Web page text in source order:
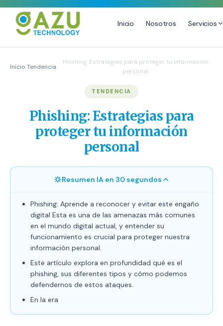
Inicio Nosotros Servicios
Publicidad Digital
Growth Youtube ↗
Inicio›Tendencia›
Phishing: Estrategias para proteger tu información
personal
TENDENCIA
Phishing: Estrategias para
proteger tu información
personal
Resumen IA en 30 segundos
Phishing: Aprende a reconocer y evitar este engaño
digital Esta es una de las amenazas más comunes
en el mundo digital actual, y entender su
funcionamiento es crucial para proteger nuestra
información personal.
Este artículo explora en profundidad qué es el
phishing, sus diferentes tipos y cómo podemos
defendernos de estos ataques.
En la era